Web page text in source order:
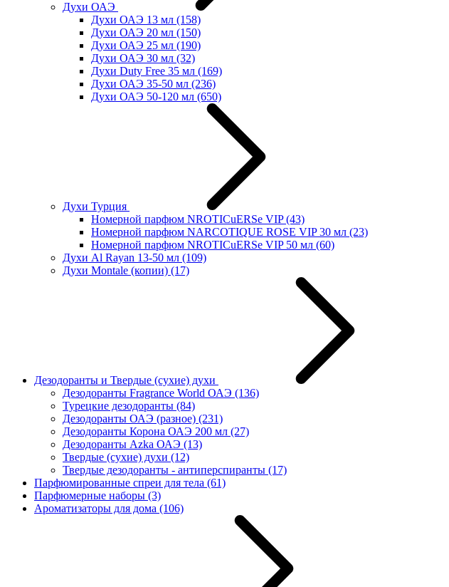
Духи ОАЭ
Духи ОАЭ 13 мл (158)
Духи ОАЭ 20 мл (150)
Духи ОАЭ 25 мл (190)
Духи ОАЭ 30 мл (32)
Духи Duty Free 35 мл (169)
Духи ОАЭ 35-50 мл (236)
Духи ОАЭ 50-120 мл (650)
Духи Турция
Номерной парфюм NROTICuERSe VIP(43)
Номерной парфюм NARCOTIQUE ROSE VIP 30 мл (23)
Номерной парфюм NROTICuERSe VIP 50 мл (60)
Духи Al Rayan 13-50 мл (109)
Духи Montale (копии) (17)
Дезодоранты и Твердые (сухие) духи
Дезодоранты Fragrance World ОАЭ (136)
Турецкие дезодоранты (84)
Дезодоранты ОАЭ (разное) (231)
Дезодоранты Корона ОАЭ 200 мл (27)
Дезодоранты Azka ОАЭ (13)
Твердые (сухие) духи (12)
Твердые дезодоранты - антиперспиранты (17)
Парфюмированные спреи для тела (61)
Парфюмерные наборы (3)
Ароматизаторы для дома (106)